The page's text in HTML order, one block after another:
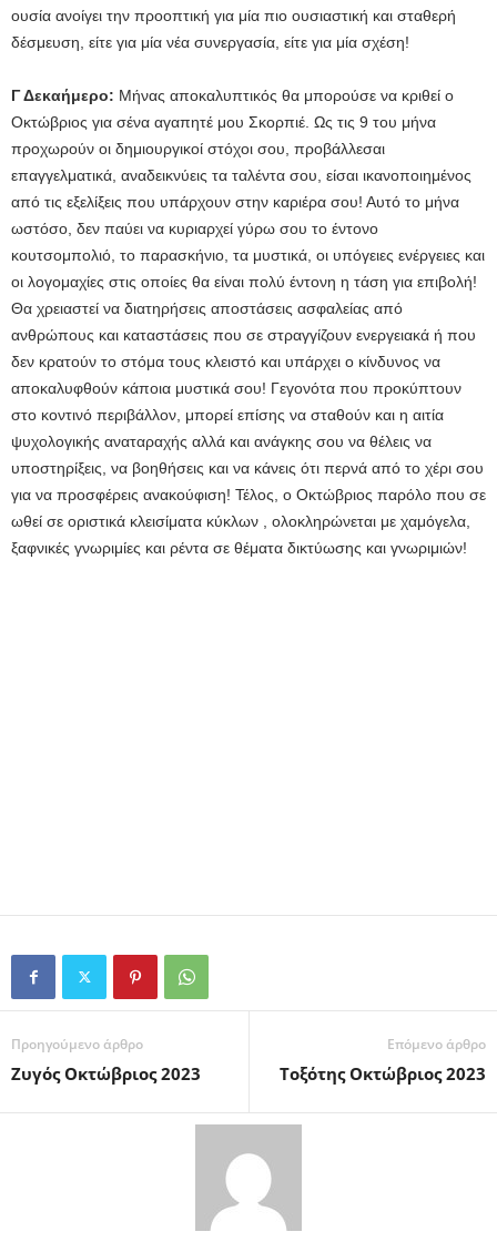
ουσία ανοίγει την προοπτική για μία πιο ουσιαστική και σταθερή
δέσμευση, είτε για μία νέα συνεργασία, είτε για μία σχέση!
Γ Δεκαήμερο: Μήνας αποκαλυπτικός θα μπορούσε να κριθεί ο
Οκτώβριος για σένα αγαπητέ μου Σκορπιέ. Ως τις 9 του μήνα
προχωρούν οι δημιουργικοί στόχοι σου, προβάλλεσαι
επαγγελματικά, αναδεικνύεις τα ταλέντα σου, είσαι ικανοποιημένος
από τις εξελίξεις που υπάρχουν στην καριέρα σου! Αυτό το μήνα
ωστόσο, δεν παύει να κυριαρχεί γύρω σου το έντονο
κουτσομπολιό, το παρασκήνιο, τα μυστικά, οι υπόγειες ενέργειες και
οι λογομαχίες στις οποίες θα είναι πολύ έντονη η τάση για επιβολή!
Θα χρειαστεί να διατηρήσεις αποστάσεις ασφαλείας από
ανθρώπους και καταστάσεις που σε στραγγίζουν ενεργειακά ή που
δεν κρατούν το στόμα τους κλειστό και υπάρχει ο κίνδυνος να
αποκαλυφθούν κάποια μυστικά σου! Γεγονότα που προκύπτουν
στο κοντινό περιβάλλον, μπορεί επίσης να σταθούν και η αιτία
ψυχολογικής αναταραχής αλλά και ανάγκης σου να θέλεις να
υποστηρίξεις, να βοηθήσεις και να κάνεις ότι περνά από το χέρι σου
για να προσφέρεις ανακούφιση! Τέλος, ο Οκτώβριος παρόλο που σε
ωθεί σε οριστικά κλεισίματα κύκλων , ολοκληρώνεται με χαμόγελα,
ξαφνικές γνωριμίες και ρέντα σε θέματα δικτύωσης και γνωριμιών!
Προηγούμενο άρθρο
Ζυγός Οκτώβριος 2023
Επόμενο άρθρο
Τοξότης Οκτώβριος 2023